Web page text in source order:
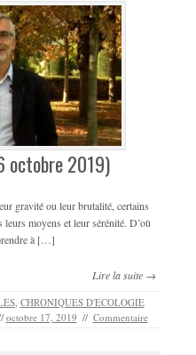
octobre 2019)
gravité ou leur brutalité, certains
moyens et leur sérénité. D’où
à […]
Lire la suite →
, CHRONIQUES D'ECOLOGIE
octobre 17, 2019 // Commentaire